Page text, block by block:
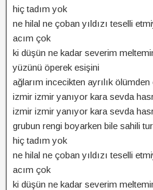
hiç tadım yok
ne hilal ne çoban yıldızı teselli
acım çok
ki düşün ne kadar severim
yüzünü öperek esişini
ağlarım incecikten ayrılık ölümden
izmir izmir yanıyor kara sevda
izmir izmir yanıyor kara sevda
grubun rengi boyarken bile sahili
hiç tadım yok
ne hilal ne çoban yıldızı teselli
acım çok
ki düşün ne kadar severim